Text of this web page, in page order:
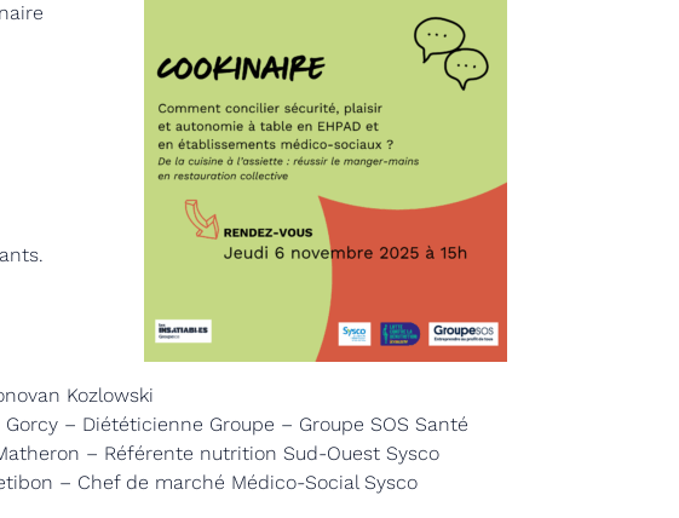
Kozlowski
Gorcy – Diététicienne Groupe – Groupe SOS Santé
– Référente nutrition Sud-Ouest Sysco
– Chef de marché Médico-Social Sysco